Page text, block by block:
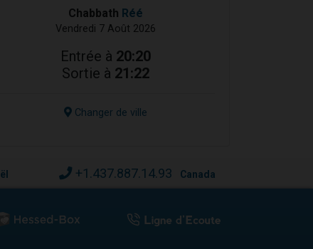
Chabbath Réé
Vendredi 7 Août 2026
Entrée à 20:20
Sortie à 21:22
Changer de ville
+1.437.887.14.93 Canada